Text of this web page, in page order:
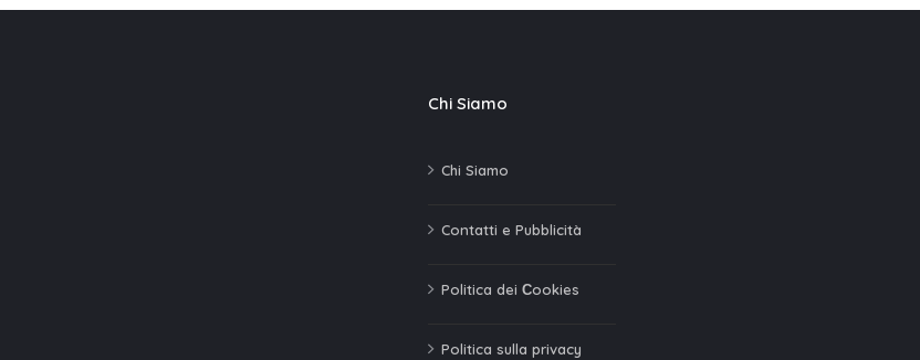
Chi Siamo
Chi Siamo
Contatti e Pubblicità
Politica dei Сookies
Politica sulla privacy